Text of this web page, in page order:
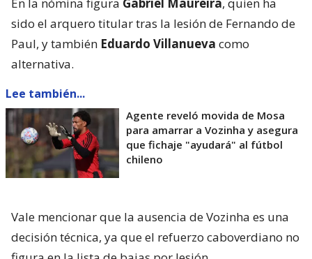
En la nómina figura Gabriel Maureira, quien ha
sido el arquero titular tras la lesión de Fernando de
Paul, y también Eduardo Villanueva como
alternativa.
Lee también...
Agente reveló movida de Mosa
para amarrar a Vozinha y asegura
que fichaje "ayudará" al fútbol
chileno
Vale mencionar que la ausencia de Vozinha es una
decisión técnica, ya que el refuerzo caboverdiano no